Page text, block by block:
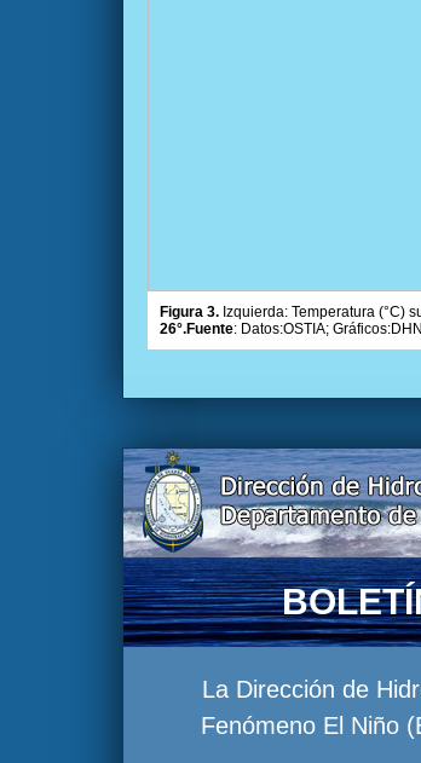
Figura 3. Izquierda: Temperatura (°C)
26°.Fuente: Datos:OSTIA;
La Dirección de
Fenómeno El Niño